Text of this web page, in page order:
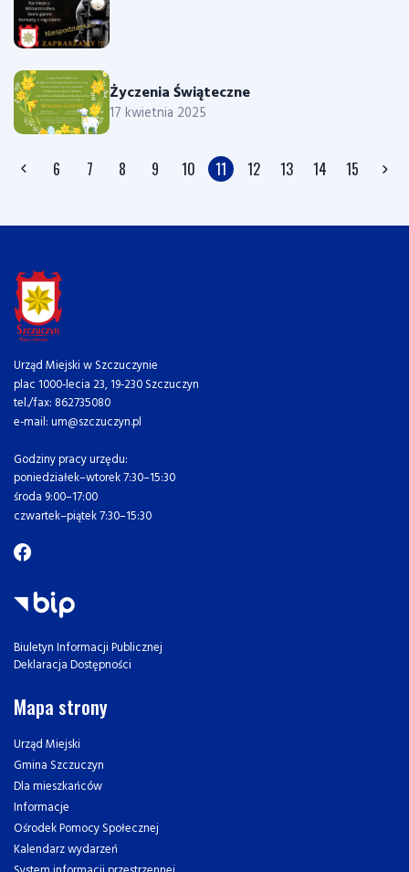
Życzenia Świąteczne
17 kwietnia 2025
6 7 8 9 10 11 12 13 14 15
Urząd Miejski w Szczuczynie
plac 1000-lecia 23, 19-230 Szczuczyn
tel./fax: 862735080
e-mail: um@szczuczyn.pl
Godziny pracy urzędu:
poniedziałek–wtorek 7:30–15:30
środa 9:00–17:00
czwartek–piątek 7:30–15:30
Biuletyn Informacji Publicznej
Deklaracja Dostępności
Mapa strony
Urząd Miejski
Gmina Szczuczyn
Dla mieszkańców
Informacje
Ośrodek Pomocy Społecznej
Kalendarz wydarzeń